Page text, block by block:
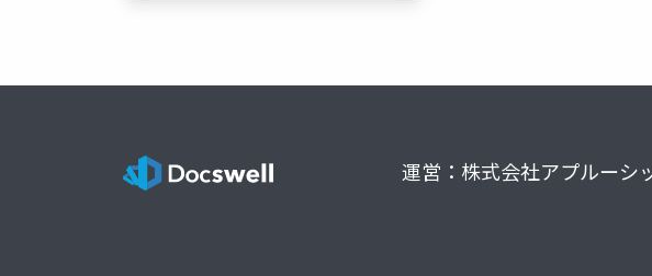
運営：株式会社アプルーシ